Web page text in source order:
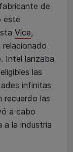
de
este
Vice,
Intel lanzaba
las
infinitas
recuerdo las
a cabo
a la industria